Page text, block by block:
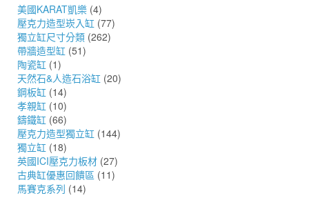
美國KARAT凱樂 (4)
壓克力造型崁入缸 (77)
獨立缸尺寸分類 (262)
帶牆造型缸 (51)
陶瓷缸 (1)
天然石&人造石浴缸 (20)
鋼板缸 (14)
孝親缸 (10)
鑄鐵缸 (66)
壓克力造型獨立缸 (144)
獨立缸 (18)
英國ICI壓克力板材 (27)
古典缸優惠回饋區 (11)
馬賽克系列 (14)